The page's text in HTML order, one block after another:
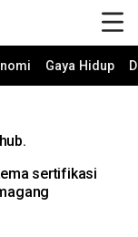
Gaya Hidup
sertifikasi